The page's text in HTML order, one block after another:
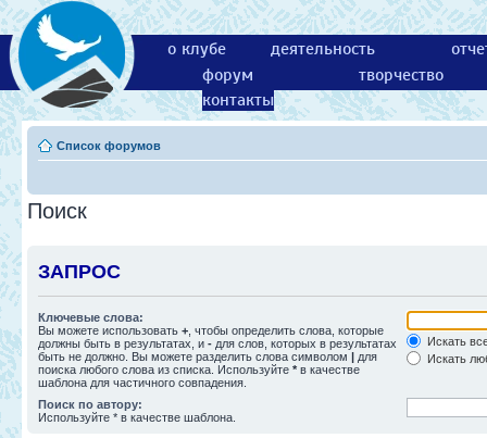
о клубе деятельность
форум
творчество
контакты
Список форумов
Поиск
ЗАПРОС
Ключевые слова:
Вы можете использовать + , чтобы определить слова, которые
должны быть в результатах, и - для слов, которых в результатах
быть не должно. Вы можете разделить слова символом | для
поиска любого слова из списка. Используйте * в качестве
шаблона для частичного совпадения.
Искать
Искать
Поиск по автору:
Используйте * в качестве шаблона.